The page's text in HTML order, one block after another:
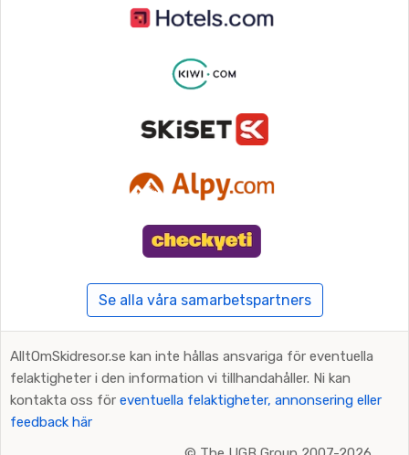
Se alla våra samarbetspartners
AlltOmSkidresor.se kan inte hållas ansvariga för eventuella
felaktigheter i den information vi tillhandahåller. Ni kan
kontakta oss för eventuella felaktigheter, annonsering eller
feedback här